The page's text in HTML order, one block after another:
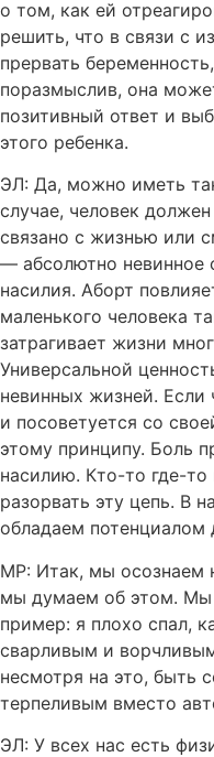
о том, как ей
решить, что в связи с
прервать
поразмыслив, она
позитивный ответ и
этого ребенка.
ЭЛ: Да, можно иметь
случае, человек
связано с жизнью или
— абсолютно невинное
насилия. Аборт
маленького человека
затрагивает жизни
Универсальной
невинных жизней.
и посоветуется со
этому принципу. Боль
насилию. Кто-то где-
разорвать эту цепь. В
обладаем потенциалом
МР: Итак, мы осознаем
мы думаем об этом. Мы
пример: я плохо спал,
сварливым и
несмотря на это, быть
терпеливым вместо
ЭЛ: У всех нас есть